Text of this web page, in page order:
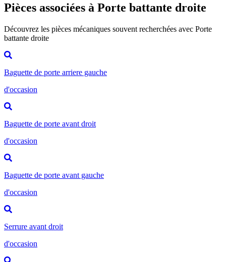
Pièces associées à Porte battante droite
Découvrez les pièces mécaniques souvent recherchées avec Porte
battante droite
Baguette de porte arriere gauche
d'occasion
Baguette de porte avant droit
d'occasion
Baguette de porte avant gauche
d'occasion
Serrure avant droit
d'occasion